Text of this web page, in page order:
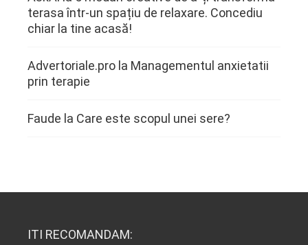
terasa într-un spațiu de relaxare. Concediu
chiar la tine acasă!
Advertoriale.pro la Managementul anxietatii
prin terapie
Faude la Care este scopul unei sere?
ITI RECOMANDAM: